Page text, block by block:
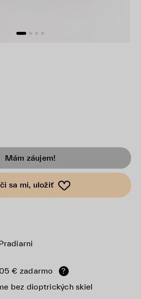
Mám záujem!
sa mi, uložiť
€ zadarmo
?
bez dioptrických skiel